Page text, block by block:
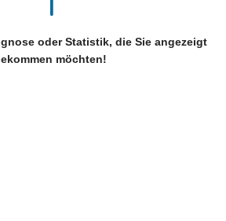
oder Statistik, die Sie angezeigt
möchten!